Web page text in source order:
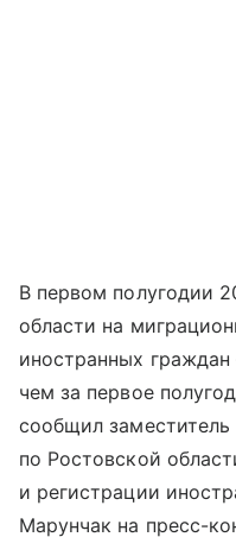
В первом полугодии
области на
иностранных
чем за первое
сообщил
по Ростовской
и регистрации
Марунчак на пресс-